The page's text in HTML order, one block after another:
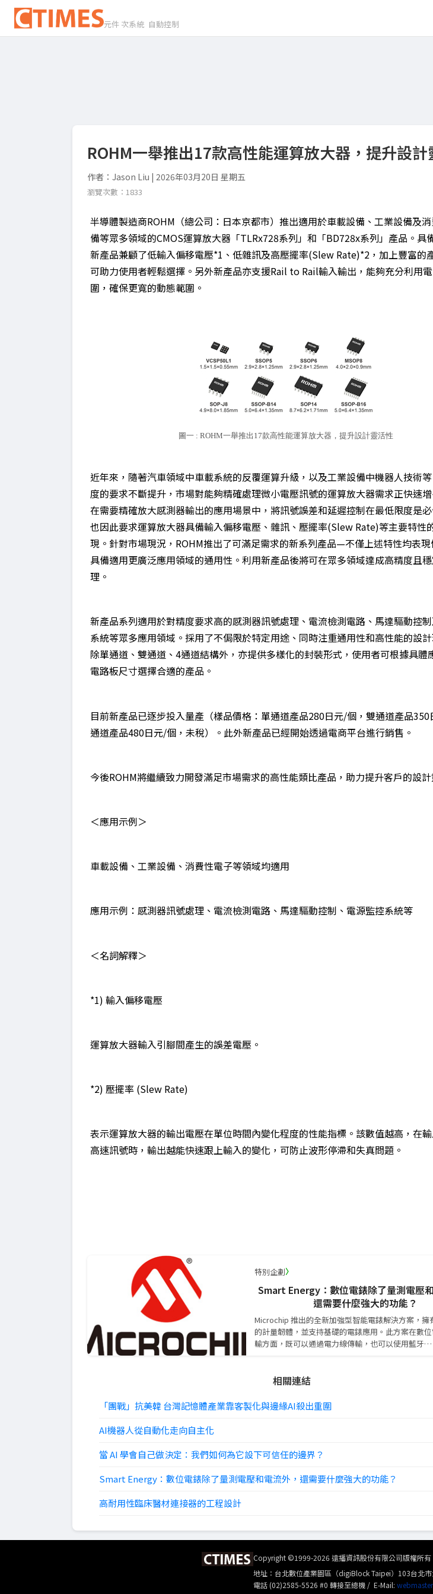
元件 次系統 自動控制
ROHM一舉推出17款高性能運算放大器，提升設計
作者：Jason Liu | 2026年03月20日 星期五
瀏覽次數：1833
半導體製造商ROHM（總公司：日本京都市）推出適用於車載設備、工業設備及
備等眾多領域的CMOS運算放大器「TLRx728系列」和「BD728x系列」產品。具
新產品兼顧了低輸入偏移電壓*1、低雜訊及高壓擺率(Slew Rate)*2，加上豐富的
可助力使用者輕鬆選擇。另外新產品亦支援Rail to Rail輸入輸出，能夠充分利用
圍，確保更寬的動態範圍。
圖一 : ROHM一舉推出17款高性能運算放大器，提升設計靈活性
近年來，隨著汽車領域中車載系統的反覆運算升級，以及工業設備中機器人技術
度的要求不斷提升，市場對能夠精確處理微小電壓訊號的運算放大器需求正快速
在需要精確放大感測器輸出的應用場景中，將訊號誤差和延遲控制在最低限度是必
也因此要求運算放大器具備輸入偏移電壓、雜訊、壓擺率(Slew Rate)等主要特性
現。針對市場現況，ROHM推出了可滿足需求的新系列產品—不僅上述特性均表
具備適用更廣泛應用領域的通用性。利用新產品後將可在眾多領域達成高精度且
理。
新產品系列適用於對精度要求高的感測器訊號處理、電流檢測電路、馬達驅動控
系統等眾多應用領域。採用了不侷限於特定用途、同時注重通用性和高性能的設
除單通道、雙通道、4通道結構外，亦提供多樣化的封裝形式，使用者可根據具體
電路板尺寸選擇合適的產品。
目前新產品已逐步投入量產（樣品價格：單通道產品280日元/個，雙通道產品
通道產品480日元/個，未稅）。此外新產品已經開始透過電商平台進行銷售。
今後ROHM將繼續致力開發滿足市場需求的高性能類比產品，助力提升客戶的設計
＜應用示例＞
車載設備、工業設備、消費性電子等領域均適用
應用示例：感測器訊號處理、電流檢測電路、馬達驅動控制、電源監控系統等
＜名詞解釋＞
*1) 輸入偏移電壓
運算放大器輸入引腳間產生的誤差電壓。
*2) 壓擺率 (Slew Rate)
表示運算放大器的輸出電壓在單位時間內變化程度的性能指標。該數值越高，在
高速訊號時，輸出越能快速跟上輸入的變化，可防止波形停滯和失真問題。
特別企劃〉
Smart Energy：數位電錶除了量測電壓
還需要什麼強大的功能？
Microchip 推出的全新加強型智能電錶解決方案，擁
的計量韌體，並支持基礎的電錶應用。此方案在數
輸方面，既可以通過電力線傳輸，也可以使用藍牙…
相關連結
「團戰」抗美韓 台灣記憶體產業靠客製化與邊緣AI殺出重圍
AI機器人從自動化走向自主化
當 AI 學會自己做決定：我們如何為它設下可信任的邊界？
Smart Energy：數位電錶除了量測電壓和電流外，還需要什麼強大的功能？
高耐用性臨床醫材連接器的工程設計
Copyright ©1999-2026 遠播資訊股份有限公司版權所有
地址：台北數位產業園區（digiBlock Taipei）103台北
電話 (02)2585-5526 #0 轉接至總機 / E-Mail: